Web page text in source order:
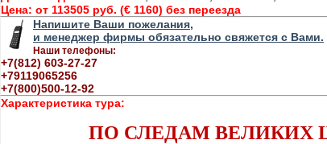
Цена: от 113505 руб. (€ 1160) без переезда
Напишите Ваши пожелания,
и менеджер фирмы обязательно свяжется с Вами.
Наши телефоны:
+7(812) 603-27-27
+79119065256
+7(800)500-12-92
Характеристика тура:
ПО СЛЕДАМ ВЕЛИКИХ